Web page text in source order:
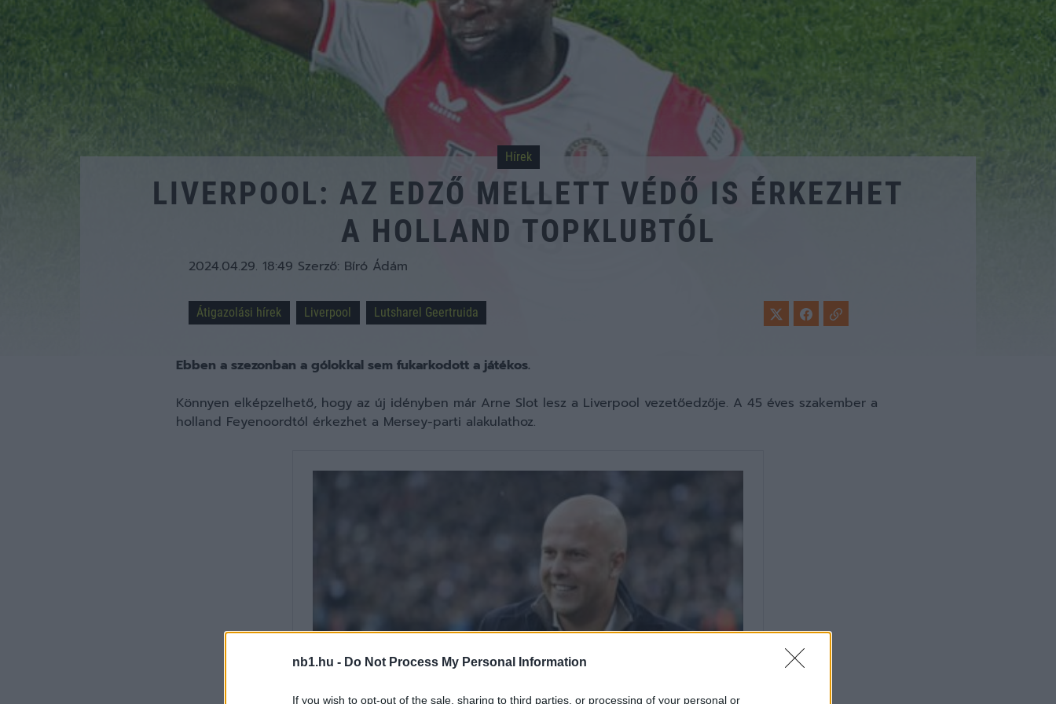
nb1.hu - Do Not Process My Personal Information
If you wish to opt-out of the sale, sharing to third parties, or processing of your personal or
Hírek
LIVERPOOL: AZ EDZŐ MELLETT VÉDŐ IS ÉRKEZHET
A HOLLAND TOPKLUBTÓL
2024.04.29. 18:49 Szerző: Bíró Ádám
Átigazolási hírek Liverpool Lutsharel Geertruida
Ebben a szezonban a gólokkal sem fukarkodott a játékos.
Könnyen elképzelhető, hogy az új idényben már Arne Slot lesz a Liverpool vezetőedzője. A 45 éves szakember a
holland Feyenoordtól érkezhet a Mersey-parti alakulathoz.